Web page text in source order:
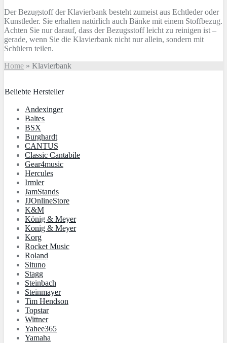
Der Bezugstoff der Klavierbank besteht zumeist aus Echtleder oder
Kunstleder. Sie erhalten natürlich auch Bänke mit einem Stoffbezug.
Achten Sie nur darauf, dass der Bezugsstoff leicht zu reinigen ist –
gerade, wenn Sie die Klavierbank nicht nur allein, sondern mit
Schülern teilen.
Home » Klavierbank
Beliebte Hersteller
An­dex­in­ger
Baltes
BSX
Burg­hardt
CANTUS
Classic Cantabile
Gear4music
Hercules
Irmler
JamStands
JJOnlineStore
K&M
König & Meyer
Konig & Meyer
Korg
Rocket Music
Roland
Situno
Stagg
Steinbach
Steinmayer
Tim Hendson
Topstar
Wittner
Yahee365
Yamaha